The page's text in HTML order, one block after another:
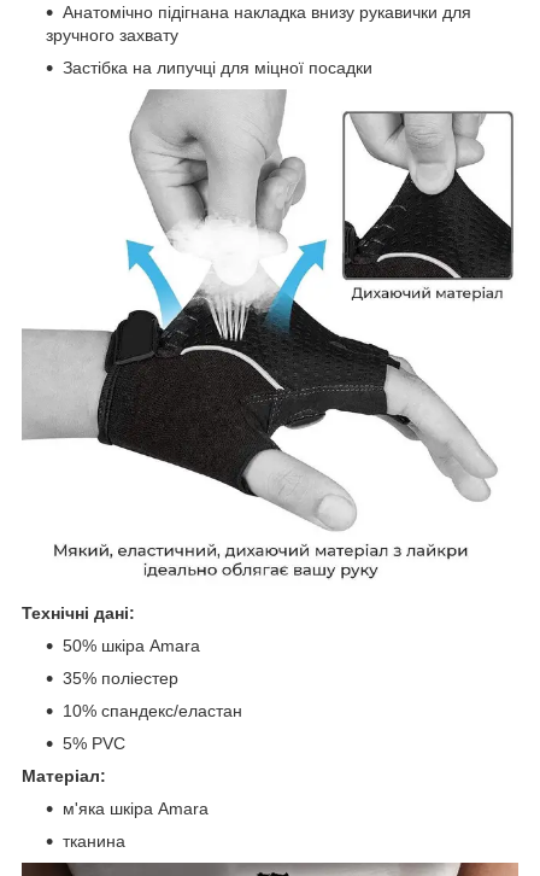
Анатомічно підігнана накладка внизу рукавички для
зручного захвату
Застібка на липучці для міцної посадки
Технічні дані:
50% шкіра Amara
35% поліестер
10% спандекс/еластан
5% PVC
Матеріал:
м'яка шкіра Amara
тканина